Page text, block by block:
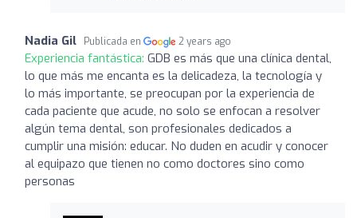
Nadia Gil Publicada en 2 years ago
Experiencia fantástica: GDB es más que una clínica dental,
lo que más me encanta es la delicadeza, la tecnología y
lo más importante, se preocupan por la experiencia de
cada paciente que acude, no solo se enfocan a resolver
algún tema dental, son profesionales dedicados a
cumplir una misión: educar. No duden en acudir y conocer
al equipazo que tienen no como doctores sino como
personas